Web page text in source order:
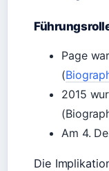
Page
(
2015
Am 4.
Die